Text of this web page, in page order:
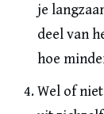
je
deel van
hoe
Wel of